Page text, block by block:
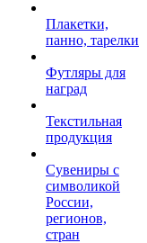
Плакетки,
панно, тарелки
Футляры для
наград
Текстильная
продукция
Сувениры с
символикой
России,
регионов,
стран